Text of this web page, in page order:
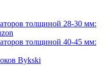
толщиной 28-30 мм:
толщиной 40-45 мм:
Bykski